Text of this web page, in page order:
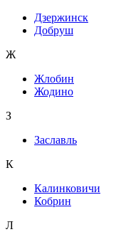
Дзержинск
Добруш
Ж
Жлобин
Жодино
З
Заславль
К
Калинковичи
Кобрин
Л